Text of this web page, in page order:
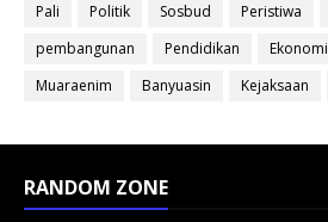
Pali
Politik Sosbud Peristiwa
pembangunan
Pendidikan Ekonomi
Muaraenim
Banyuasin Kejaksaan
RANDOM ZONE